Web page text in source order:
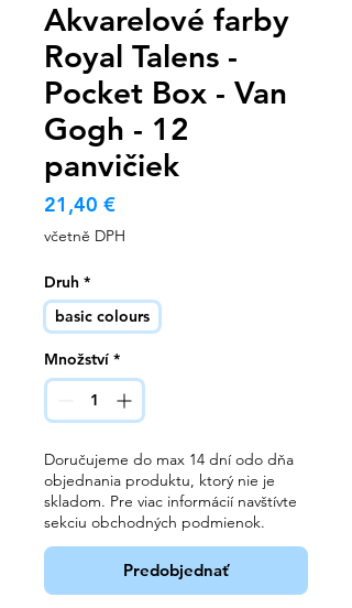
Akvarelové farby
Royal Talens -
Pocket Box - Van
Gogh - 12
panvičiek
21,40 €Cena
včetně DPH
Druh *
basic colours
Množství *
Doručujeme do max 14 dní odo dňa
objednania produktu, ktorý nie je
skladom. Pre viac informácií navštívte
sekciu obchodných podmienok.
Predobjednať